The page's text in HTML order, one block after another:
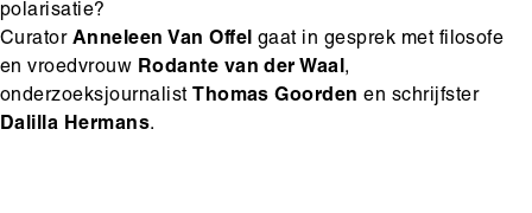
polarisatie?
Curator Anneleen Van Offel gaat in gesprek met filosofe
en vroedvrouw Rodante van der Waal,
onderzoeksjournalist Thomas Goorden en schrijfster
Dalilla Hermans.